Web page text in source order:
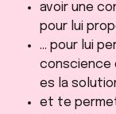
avoir une
pour lui
… pour lui
conscience
es la
et te